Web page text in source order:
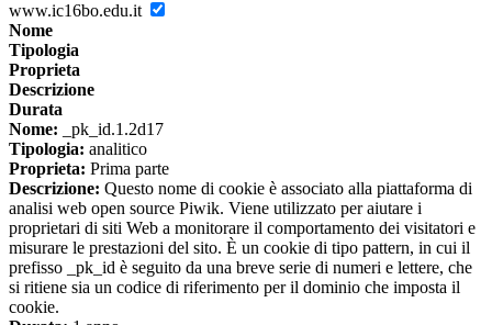
www.ic16bo.edu.it
Nome
Tipologia
Proprieta
Descrizione
Durata
Nome: _pk_id.1.2d17
Tipologia: analitico
Proprieta: Prima parte
Descrizione: Questo nome di cookie è associato alla piattaforma di
analisi web open source Piwik. Viene utilizzato per aiutare i
proprietari di siti Web a monitorare il comportamento dei visitatori e
misurare le prestazioni del sito. È un cookie di tipo pattern, in cui il
prefisso _pk_id è seguito da una breve serie di numeri e lettere, che
si ritiene sia un codice di riferimento per il dominio che imposta il
cookie.